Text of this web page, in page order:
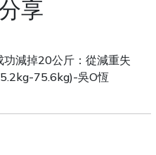
享
功減掉20公斤：從減重失
75.6kg)-吳O恆